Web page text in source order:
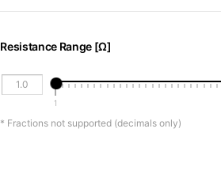
Resistance Range [Ω]
1
* Fractions not supported (decimals only)